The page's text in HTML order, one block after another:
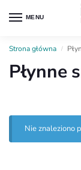
MENU
Strona główna /
Płynne
Nie znaleziono